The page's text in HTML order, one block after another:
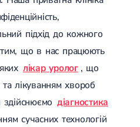
підхід до кожного
що в нас працюють
лікар уролог , що
лікуванням хвороб
здійснюємо діагностика
сучасних технологій